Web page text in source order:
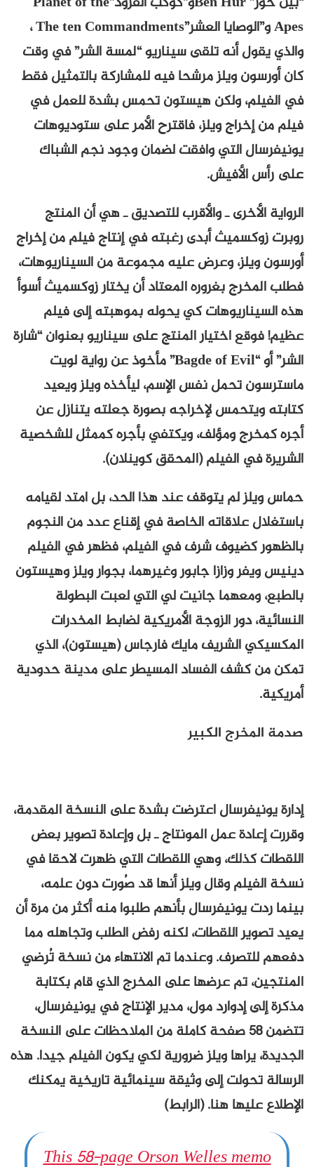
Apes و”الوصايا العشر”The ten Commandments ،
والذي يقول أنه تلقى سيناريو “لمسة الشر” في وقت
كان أورسون ويلز مرشحا فيه للمشاركة بالتمثيل فقط
في الفيلم، ولكن هيستون تحمس بشدة للعمل في
فيلم من إخراج ويلز، فاقترح الأمر على ستوديوهات
يونيفرسال التي وافقت لضمان وجود نجم الشباك
على رأس الأفيش.
الرواية الأخرى ـ والأقرب للتصديق ـ هي أن المنتج
روبرت زوكسميث أبدى رغبته في إنتاج فيلم من إخراج
أورسون ويلز، وعرض عليه مجموعة من السيناريوهات،
فطلب المخرج بغروره المعتاد أن يختار زوكسميث أسوأ
هذه السيناريوهات كي يحوله بموهبته إلى فيلم
عظيم! فوقع اختيار المنتج على سيناريو بعنوان “شارة
الشر” أو “Bagde of Evil” مأخوذ عن رواية لويت
ماسترسون تحمل نفس الإسم، ليأخذه ويلز ويعيد
كتابته ويتحمس لإخراجه بصورة جعلته يتنازل عن
أجره كمخرج ومؤلف، ويكتفي بأجره كممثل للشخصية
الشريرة في الفيلم (المحقق كوينلان).
حماس ويلز لم يتوقف عند هذا الحد، بل امتد لقيامه
باستغلال علاقاته الخاصة في إقناع عدد من النجوم
بالظهور كضيوف شرف في الفيلم، فظهر في الفيلم
دينيس ويفر وزازا جابور وغيرهما، بجوار ويلز وهيستون
بالطبع، ومعهما جانيت لي التي لعبت البطولة
النسائية، دور الزوجة الأمريكية لضابط المخدرات
المكسيكي الشريف مايك فارجاس (هيستون)، الذي
تمكن من كشف الفساد المسيطر على مدينة حدودية
أمريكية.
صدمة المخرج الكبير
إدارة يونيفرسال اعترضت بشدة على النسخة المقدمة،
وقررت إعادة عمل المونتاج ـ بل وإعادة تصوير بعض
اللقطات كذلك، وهي اللقطات التي ظهرت لاحقا في
نسخة الفيلم وقال ويلز أنها قد صُورت دون علمه،
بينما ردت يونيفرسال بأنهم طلبوا منه أكثر من مرة أن
يعيد تصوير اللقطات، لكنه رفض الطلب وتجاهله مما
دفعهم للتصرف. وعندما تم الانتهاء من نسخة تُرضي
المنتجين، تم عرضها على المخرج الذي قام بكتابة
مذكرة إلى إدوارد مول، مدير الإنتاج في يونيفرسال،
تتضمن 58 صفحة كاملة من الملاحظات على النسخة
الجديدة، يراها ويلز ضرورية لكي يكون الفيلم جيدا. هذه
الرسالة تحولت إلى وثيقة سينمائية تاريخية يمكنك
الإطلاع عليها هنا. (الرابط)
This 58-page Orson Welles memo